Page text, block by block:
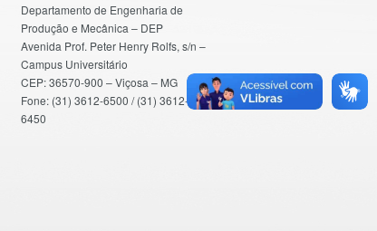
Departamento de Engenharia de
Produção e Mecânica – DEP
Avenida Prof. Peter Henry Rolfs, s/n –
Campus Universitário
CEP: 36570-900 – Viçosa – MG
Fone: (31) 3612-6500 / (31) 3612-
6450